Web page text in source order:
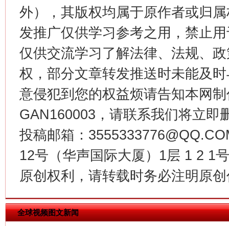
外），其版权均属于原作者或归
发推广仅供学习参考之用，禁止
仅供交流学习了解法律、法规、
权，部分文章转发推送时未能及
意侵犯到您的权益烦请告知本网
GAN160003，请联系我们将立即
投稿邮箱：
12号（华声国际大厦）1层 1 2 1
原创权利，请转载时务必注明原
全球视频图文新闻
在谋一域中谋全局
今